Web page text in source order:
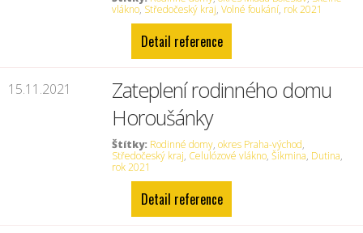
vlákno, Středočeský kraj,Volné foukání, rok 2021
Detail reference
15.11.2021
Zateplení rodinného domu
Horoušánky
Štítky: Rodinné domy,okres Praha-východ,
Středočeský kraj, Celulózové vlákno,Šikmina, Dutina,
rok 2021
Detail reference